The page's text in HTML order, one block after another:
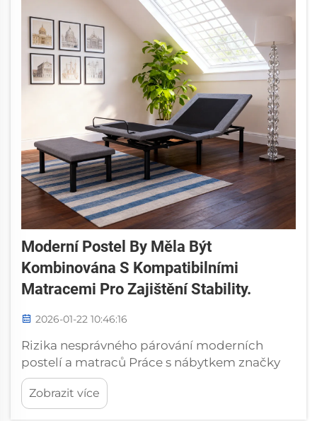
Moderní Postel By Měla Být
Kombinována S Kompatibilními
Matracemi Pro Zajištění Stability.
2026-01-22 10:46:16
Rizika nesprávného párování moderních
postelí a matraců Práce s nábytkem značky
Xiarsr po dobu několika let mi ukázala, že
kombinace moderní postele s
nekompatibilním matracem je zárukou
Zobrazit více